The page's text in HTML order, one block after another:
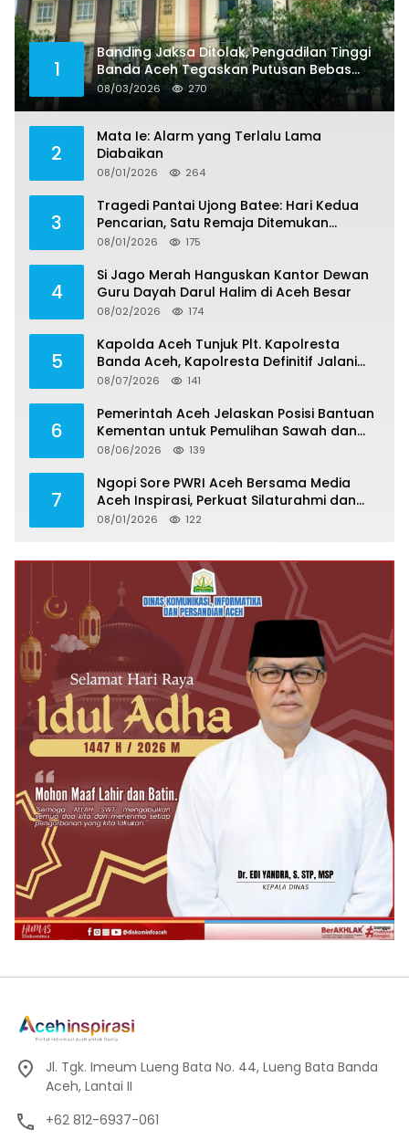
1
Banding Jaksa Ditolak, Pengadilan Tinggi
Banda Aceh Tegaskan Putusan Bebas
Dua Terdakwa Korupsi Tak Bisa Diajukan
Banding
08/03/2026 270
2
Mata Ie: Alarm yang Terlalu Lama
Diabaikan
08/01/2026 264
3
Tragedi Pantai Ujong Batee: Hari Kedua
Pencarian, Satu Remaja Ditemukan
Meninggal, Tiga Korban Masih Dicari
08/01/2026 175
4
Si Jago Merah Hanguskan Kantor Dewan
Guru Dayah Darul Halim di Aceh Besar
08/02/2026 174
5
Kapolda Aceh Tunjuk Plt. Kapolresta
Banda Aceh, Kapolresta Definitif Jalani
Pemeriksaan di Mabes Polri
08/07/2026 141
6
Pemerintah Aceh Jelaskan Posisi Bantuan
Kementan untuk Pemulihan Sawah dan
Kebun
08/06/2026 139
7
Ngopi Sore PWRI Aceh Bersama Media
Aceh Inspirasi, Perkuat Silaturahmi dan
Wariskan Pengalaman Berharga
08/01/2026 122
Jl. Tgk. Imeum Lueng Bata No. 44, Lueng Bata Banda
Aceh, Lantai II
+62 812-6937-061